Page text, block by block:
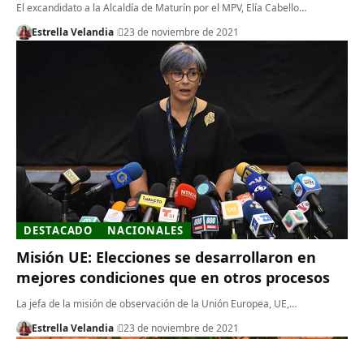
El excandidato a la Alcaldía de Maturín por el MPV, Elía Cabello…
Estrella Velandia
23 de noviembre de 2021
DESTACADO NACIONALES
Misión UE: Elecciones se desarrollaron en
mejores condiciones que en otros procesos
La jefa de la misión de observación de la Unión Europea, UE,…
Estrella Velandia
23 de noviembre de 2021